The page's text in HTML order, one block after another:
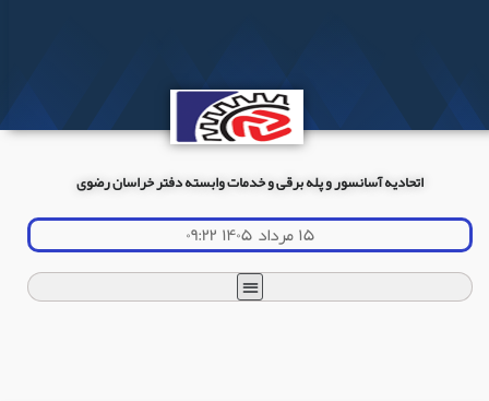
اتحادیه آسانسور و پله برقی و خدمات وابسته دفتر خراسان رضوی
۱۵ مرداد ۱۴۰۵ ۰۹:۲۲